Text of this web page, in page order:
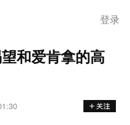
登录
和爱肯拿的高